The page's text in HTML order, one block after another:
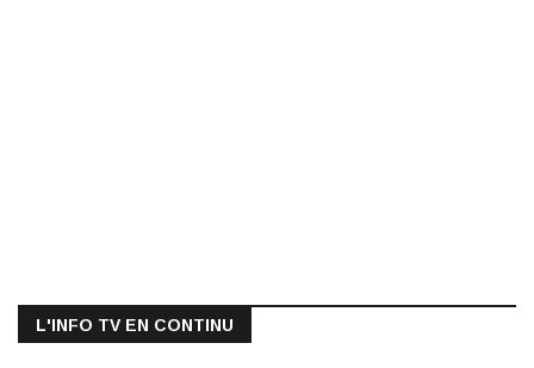
L'INFO TV EN CONTINU